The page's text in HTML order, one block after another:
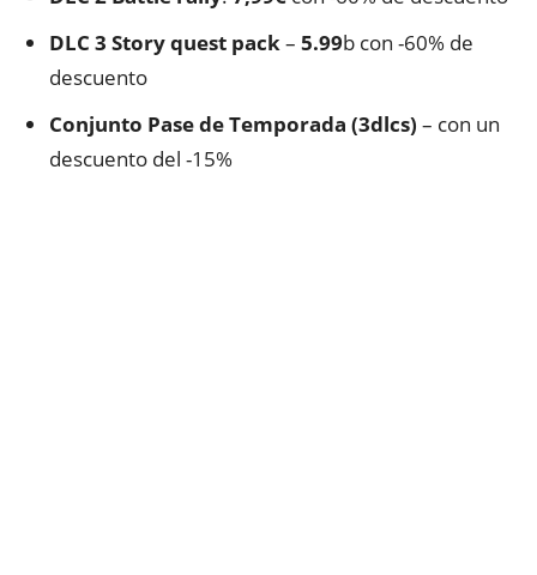
DLC 3 Story quest pack– 5.99b con -60% de
descuento
Conjunto Pase de Temporada (3dlcs) – con un
descuento del -15%